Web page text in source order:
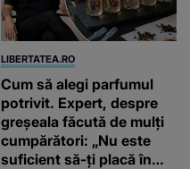
LIBERTATEA.RO
Cum să alegi parfumul
potrivit. Expert, despre
greșeala făcută de mulți
cumpărători: „Nu este
suficient să-ți placă în